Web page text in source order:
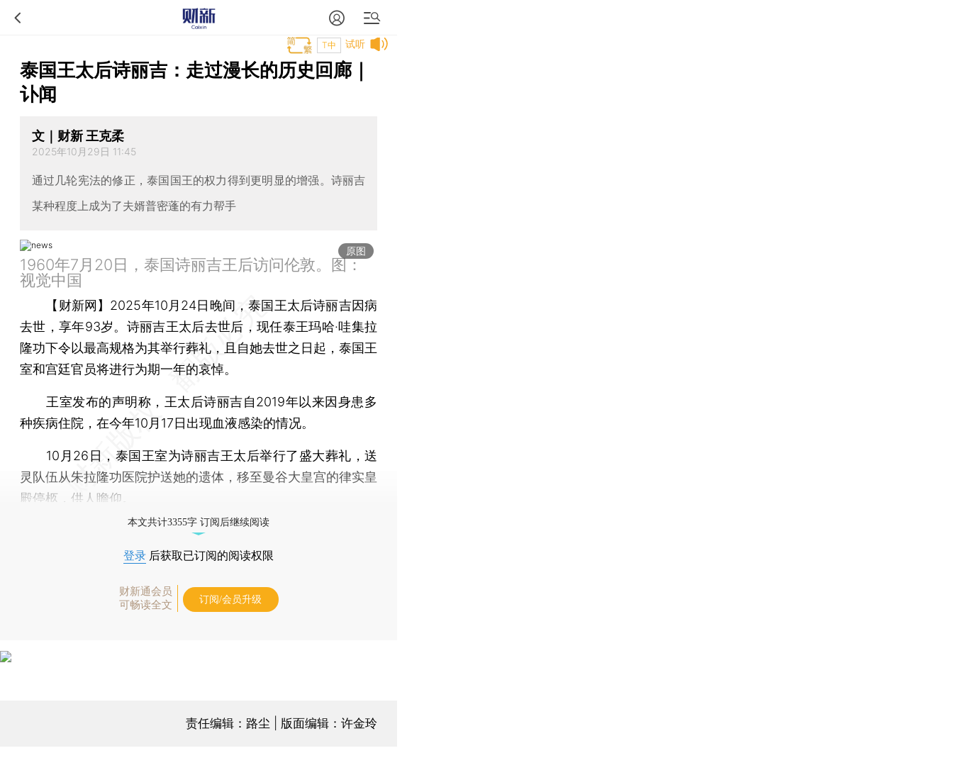
试听
T中
泰国王太后诗丽吉：走过漫长的历史回廊｜
讣闻
文｜财新 王克柔
2025年10月29日 11:45
通过几轮宪法的修正，泰国国王的权力得到更明显的增强。诗丽吉
某种程度上成为了夫婿普密蓬的有力帮手
原图
1960年7月20日，泰国诗丽吉王后访问伦敦。图：
视觉中国
【财新网】 2025年10月24日晚间，泰国王太后诗丽吉因病
去世，享年93岁。诗丽吉王太后去世后，现任泰王玛哈·哇集拉
隆功下令以最高规格为其举行葬礼，且自她去世之日起，泰国王
室和宫廷官员将进行为期一年的哀悼。
王室发布的声明称，王太后诗丽吉自2019年以来因身患多
种疾病住院，在今年10月17日出现血液感染的情况。
10月26日，泰国王室为诗丽吉王太后举行了盛大葬礼，送
灵队伍从朱拉隆功医院护送她的遗体，移至曼谷大皇宫的律实皇
殿停柩，供人瞻仰。
本文共计3355字 订阅后继续阅读
登录 后获取已订阅的阅读权限
财新通会员
可畅读全文
订阅/会员升级
责任编辑：路尘 | 版面编辑：许金玲